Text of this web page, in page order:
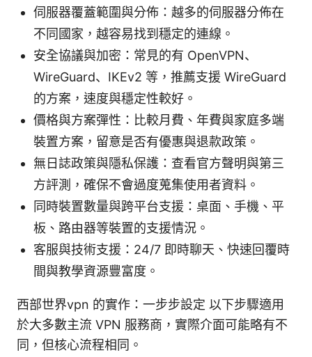
伺服器覆蓋範圍與分佈：越多的伺服器分佈在
不同國家，越容易找到穩定的連線。
安全協議與加密：常見的有 OpenVPN、
WireGuard、IKEv2 等，推薦支援 WireGuard
的方案，速度與穩定性較好。
價格與方案彈性：比較月費、年費與家庭多端
裝置方案，留意是否有優惠與退款政策。
無日誌政策與隱私保護：查看官方聲明與第三
方評測，確保不會過度蒐集使用者資料。
同時裝置數量與跨平台支援：桌面、手機、平
板、路由器等裝置的支援情況。
客服與技術支援：24/7 即時聊天、快速回覆時
間與教學資源豐富度。
西部世界vpn 的實作：一步步設定 以下步驟適用
於大多數主流 VPN 服務商，實際介面可能略有不
同，但核心流程相同。